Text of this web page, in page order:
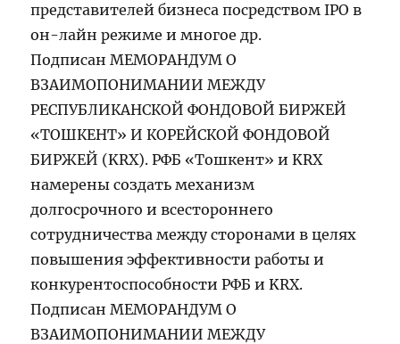
представителей бизнеса посредством IPO в
он-лайн режиме и многое др.
Подписан МЕМОРАНДУМ О
ВЗАИМОПОНИМАНИИ МЕЖДУ
РЕСПУБЛИКАНСКОЙ ФОНДОВОЙ БИРЖЕЙ
«ТОШКЕНТ» И КОРЕЙСКОЙ ФОНДОВОЙ
БИРЖЕЙ (KRX). РФБ «Тошкент» и KRX
намерены создать механизм
долгосрочного и всестороннего
сотрудничества между сторонами в целях
повышения эффективности работы и
конкурентоспособности РФБ и KRX.
Подписан МЕМОРАНДУМ О
ВЗАИМОПОНИМАНИИ МЕЖДУ